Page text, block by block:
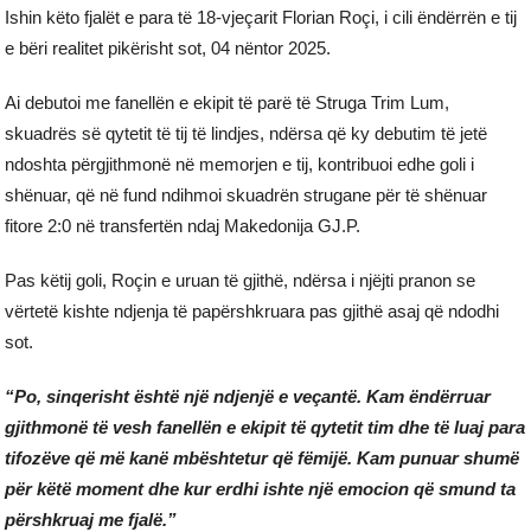
Ishin këto fjalët e para të 18-vjeçarit Florian Roçi, i cili ëndërrën e tij
e bëri realitet pikërisht sot, 04 nëntor 2025.
Ai debutoi me fanellën e ekipit të parë të Struga Trim Lum,
skuadrës së qytetit të tij të lindjes, ndërsa që ky debutim të jetë
ndoshta përgjithmonë në memorjen e tij, kontribuoi edhe goli i
shënuar, që në fund ndihmoi skuadrën strugane për të shënuar
fitore 2:0 në transfertën ndaj Makedonija GJ.P.
Pas këtij goli, Roçin e uruan të gjithë, ndërsa i njëjti pranon se
vërtetë kishte ndjenja të papërshkruara pas gjithë asaj që ndodhi
sot.
“Po, sinqerisht është një ndjenjë e veçantë. Kam ëndërruar
gjithmonë të vesh fanellën e ekipit të qytetit tim dhe të luaj para
tifozëve që më kanë mbështetur që fëmijë. Kam punuar shumë
për këtë moment dhe kur erdhi ishte një emocion që smund ta
përshkruaj me fjalë.”